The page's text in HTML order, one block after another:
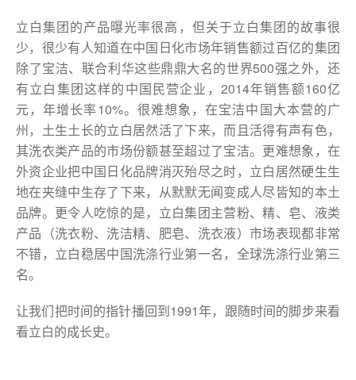
立白集团的产品曝光率很高，但关于立白集团的故事很
少，很少有人知道在中国日化市场年销售额过百亿的集团
除了宝洁、联合利华这些鼎鼎大名的世界500强之外，还
有立白集团这样的中国民营企业，2014年销售额160亿
元，年增长率10%。很难想象，在宝洁中国大本营的广
州，土生土长的立白居然活了下来，而且活得有声有色，
其洗衣类产品的市场份额甚至超过了宝洁。更难想象，在
外资企业把中国日化品牌消灭殆尽之时，立白居然硬生生
地在夹缝中生存了下来，从默默无闻变成人尽皆知的本土
品牌。更令人吃惊的是，立白集团主营粉、精、皂、液类
产品（洗衣粉、洗洁精、肥皂、洗衣液）市场表现都非常
不错，立白稳居中国洗涤行业第一名，全球洗涤行业第三
名。
让我们把时间的指针播回到1991年，跟随时间的脚步来看
看立白的成长史。